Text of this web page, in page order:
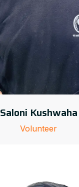
Saloni Kushwaha
Volunteer